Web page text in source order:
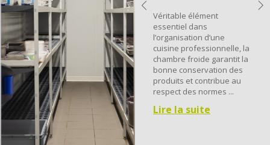
Véritable élément
essentiel dans
l’organisation d’une
cuisine professionnelle, la
chambre froide garantit la
bonne conservation des
produits et contribue au
respect des normes ...
Lire la suite